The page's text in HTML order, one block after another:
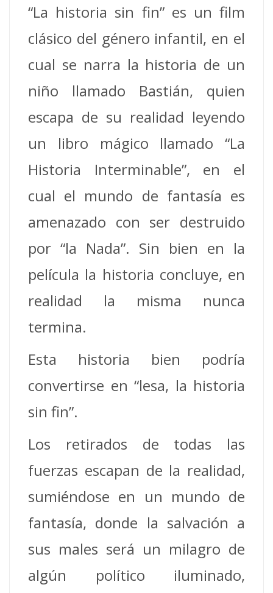
“La historia sin fin” es un film
clásico del género infantil, en el
cual se narra la historia de un
niño llamado Bastián, quien
escapa de su realidad leyendo
un libro mágico llamado “La
Historia Interminable”, en el
cual el mundo de fantasía es
amenazado con ser destruido
por “la Nada”. Sin bien en la
película la historia concluye, en
realidad la misma nunca
termina.
Esta historia bien podría
convertirse en “lesa, la historia
sin fin”.
Los retirados de todas las
fuerzas escapan de la realidad,
sumiéndose en un mundo de
fantasía, donde la salvación a
sus males será un milagro de
algún político iluminado,